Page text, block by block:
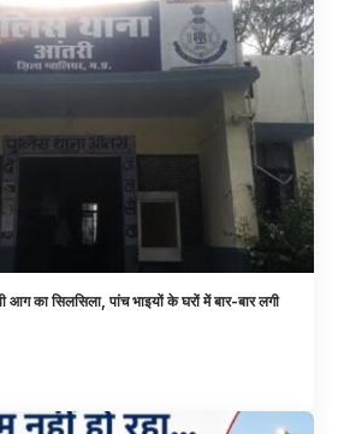
आग का सिलसिला, पांच भाइयों के घरों में बार-बार लगी